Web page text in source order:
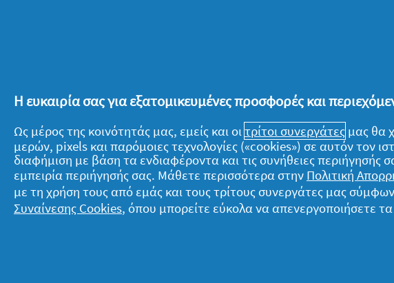
θα ανυπομονεί για τη στιγμή που μπει στην τάξη και θα
αυτή τη σημαντική αλλαγή στην καθημερινότητά του.
Τέλος, πριν χτυπήσει το πρώτο κουδούνι της χρονιάς,
παραλείψουμε να τραβήξουμε παρέα με το παιδί μία
του ημέρα στο σχολείο, εξασφαλίζοντας έτσι μία
Η ευκαιρία σας για εξατομικευμένες προσφορές και
Ως μέρος της κοινότητάς μας, εμείς και οιτρίτοι συνεργάτες μας θα
μερών, pixels και παρόμοιες τεχνολογίες («cookies») σε αυτόν τον
διαφήμιση με βάση τα ενδιαφέροντα και τις συνήθειες περιήγησής
εμπειρία περιήγησής σας. Μάθετε περισσότερα στην Πολιτική
με τη χρήση τους από εμάς και τους τρίτους συνεργάτες μας
Συναίνεσης Cookies, όπου μπορείτε εύκολα να απενεργοποιήσετε